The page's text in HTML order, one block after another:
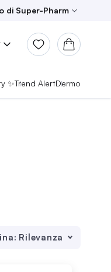
di Super-Pharm
✨Trend AlertDermo
Rilevanza